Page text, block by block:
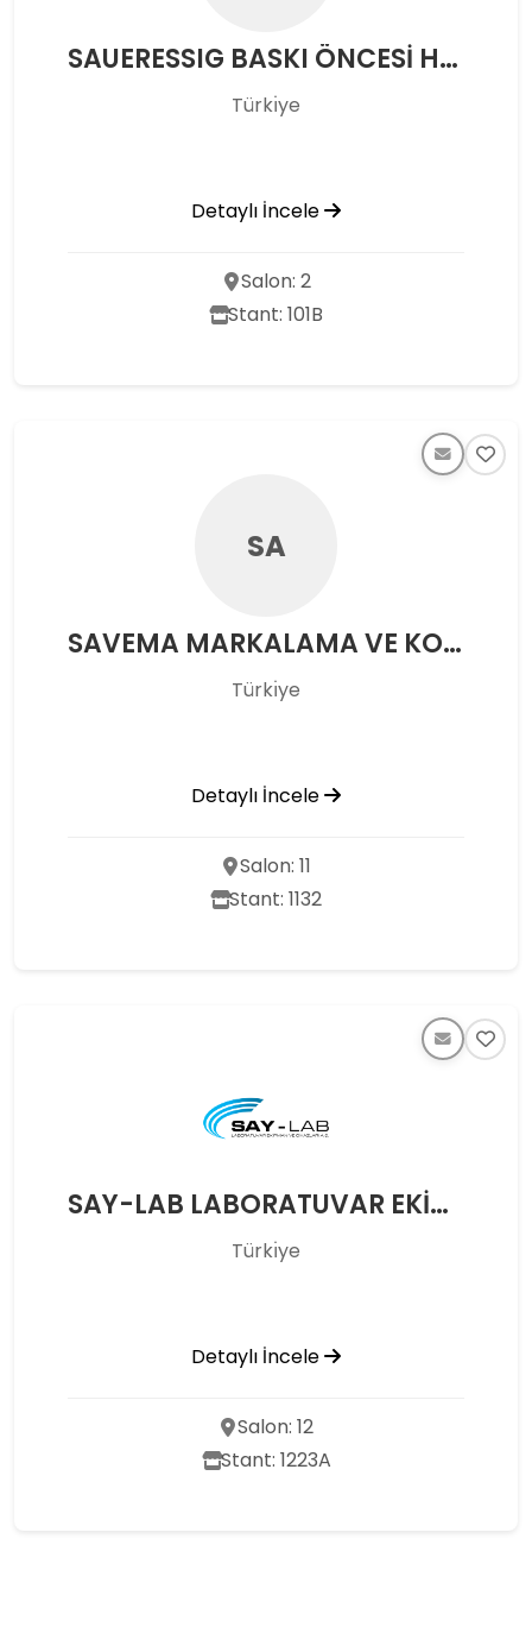
SAUERESSIG BASKI ÖNCESİ HAZ SİST SAN TİC A .Ş.
Türkı̇ye
Detaylı İncele
Salon: 2
Stant: 101B
SA
SAVEMA MARKALAMA VE KODLAMA MAK. SAN. TİC. LTD. ŞTİ.
Türkı̇ye
Detaylı İncele
Salon: 11
Stant: 1132
SAY-LAB LABORATUVAR EKİPMAN VE CİHAZLARI A.Ş.
Türkı̇ye
Detaylı İncele
Salon: 12
Stant: 1223A